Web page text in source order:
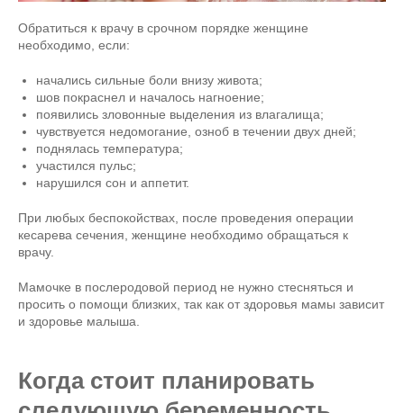
Обратиться к врачу в срочном порядке женщине
необходимо, если:
начались сильные боли внизу живота;
шов покраснел и началось нагноение;
появились зловонные выделения из влагалища;
чувствуется недомогание, озноб в течении двух дней;
поднялась температура;
участился пульс;
нарушился сон и аппетит.
При любых беспокойствах, после проведения операции
кесарева сечения, женщине необходимо обращаться к
врачу.
Мамочке в послеродовой период не нужно стесняться и
просить о помощи близких, так как от здоровья мамы зависит
и здоровье малыша.
Когда стоит планировать